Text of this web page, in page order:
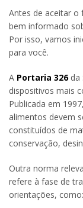
Antes de aceitar o
bem informado
Por isso, vamos
para você.
A Portaria 326da
dispositivos mais
Publicada em
alimentos devem
constituídos de
conservação,
Outra norma
refere à fase de
orientações, como: